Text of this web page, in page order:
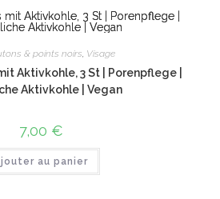
& points noirs Visage
Aktivkohle, 3 St | Porenpflege |
Aktivkohle | Vegan
7,00 €
au panier